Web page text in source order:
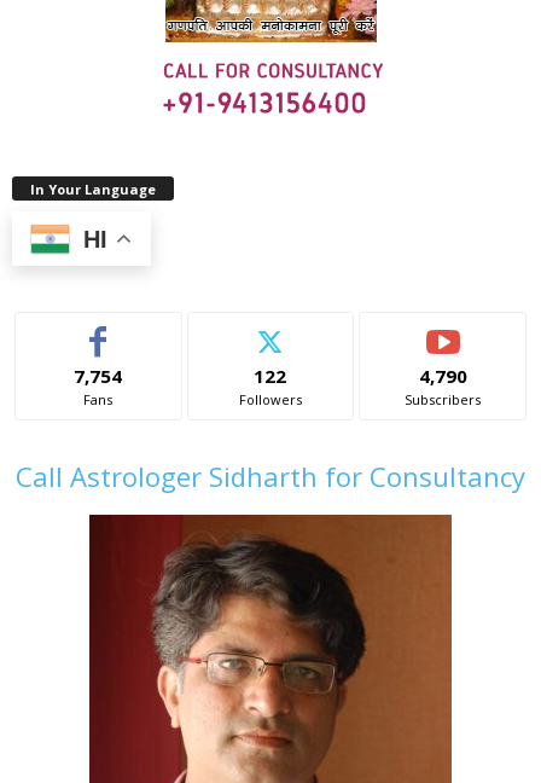
In Your Language
HI
7,754
Fans
122
Followers
4,790
Subscribers
Call Astrologer Sidharth for Consultancy